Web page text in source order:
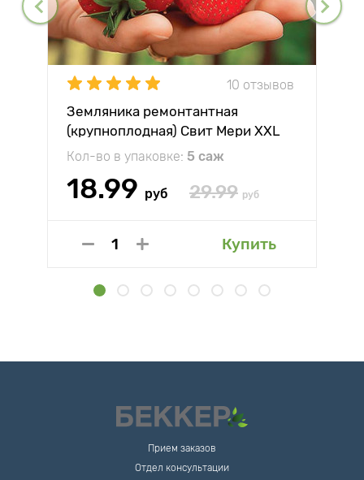
10 отзывов
Земляника ремонтантная
(крупноплодная) Свит Мери XXL
Кол-во в упаковке: 5 саж
18.99 руб 29.99 руб
Купить
Прием заказов
Отдел консультации